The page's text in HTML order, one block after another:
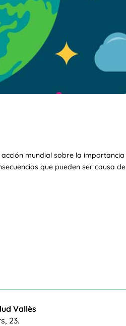
mundial sobre la
que pueden ser causa
Vallès
23.